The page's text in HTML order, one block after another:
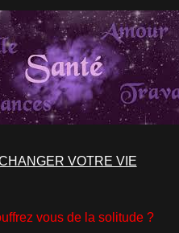
VOTRE VIE
vous de la solitude ?